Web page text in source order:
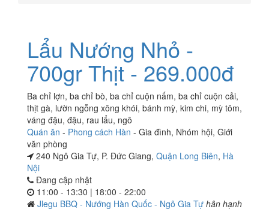
Lẩu Nướng Nhỏ -
700gr Thịt - 269.000đ
Ba chỉ lợn, ba chỉ bò, ba chỉ cuộn nấm, ba chỉ cuộn cải,
thịt gà, lườn ngỗng xông khói, bánh mỳ, kim chi, mỳ tôm,
váng đậu, đậu, rau lẩu, ngô
Quán ăn - Phong cách Hàn - Gia đình, Nhóm hội, Giới
văn phòng
240 Ngô Gia Tự, P. Đức Giang, Quận Long Biên, Hà
Nội
Đang cập nhật
11:00 - 13:30 | 18:00 - 22:00
Jlegu BBQ - Nướng Hàn Quốc - Ngô Gia Tự hân hạnh